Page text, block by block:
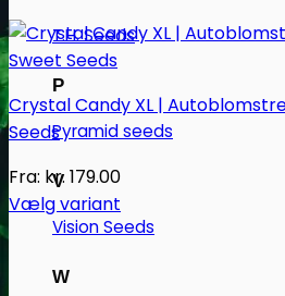
T.H. Seeds
P
Pyramid seeds
V
Vision Seeds
W
Crystal Candy XL |
Seeds
Fra: kr. 179.00
Vælg variant
Dette